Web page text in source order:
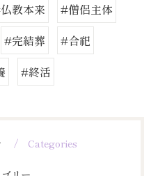
教本来
#僧侶主体
#完結葬
#合祀
#終活
Categories